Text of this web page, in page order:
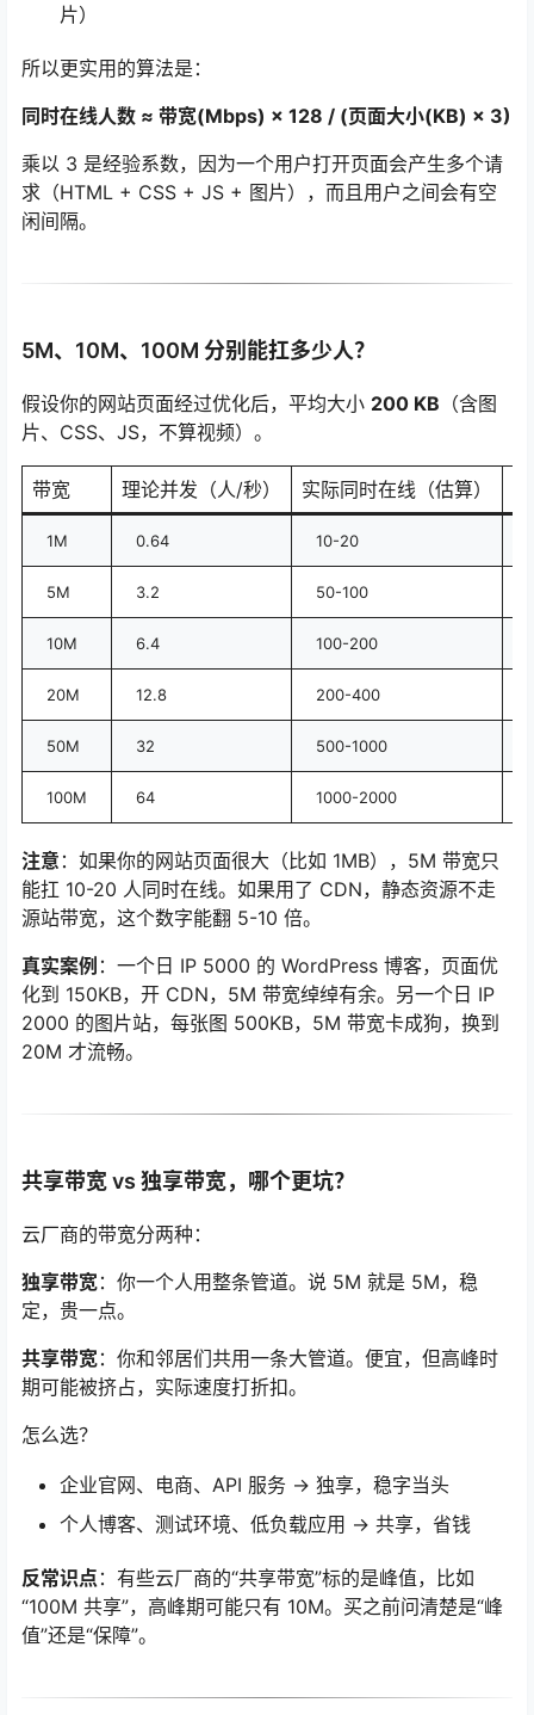
片）
所以更实用的算法是：
同时在线人数 ≈ 带宽(Mbps) × 128 / (页面大小(KB) × 3)
乘以 3 是经验系数，因为一个用户打开页面会产生多个请
求（HTML + CSS + JS + 图片），而且用户之间会有空
闲间隔。
5M、10M、100M 分别能扛多少人？
假设你的网站页面经过优化后，平均大小 200 KB （含图
片、CSS、JS，不算视频）。
带宽 理论并发（人/秒） 实际同时在线（估算）
1M 0.64 10-20
5M 3.2 50-100
10M 6.4 100-200
20M 12.8 200-400
50M 32 500-1000
100M 64 1000-2000
注意 ：如果你的网站页面很大（比如 1MB），5M 带宽只
能扛 10-20 人同时在线。如果用了 CDN，静态资源不走
源站带宽，这个数字能翻 5-10 倍。
真实案例 ：一个日 IP 5000 的 WordPress 博客，页面优
化到 150KB，开 CDN，5M 带宽绰绰有余。另一个日 IP
2000 的图片站，每张图 500KB，5M 带宽卡成狗，换到
20M 才流畅。
共享带宽 vs 独享带宽，哪个更坑？
云厂商的带宽分两种：
独享带宽：你一个人用整条管道。说 5M 就是 5M，稳
定，贵一点。
共享带宽：你和邻居们共用一条大管道。便宜，但高峰时
期可能被挤占，实际速度打折扣。
怎么选？
企业官网、电商、API 服务 → 独享，稳字当头
个人博客、测试环境、低负载应用 → 共享，省钱
反常识点 ：有些云厂商的“共享带宽”标的是峰值，比如
“100M 共享”，高峰期可能只有 10M。买之前问清楚是“峰
值”还是“保障”。